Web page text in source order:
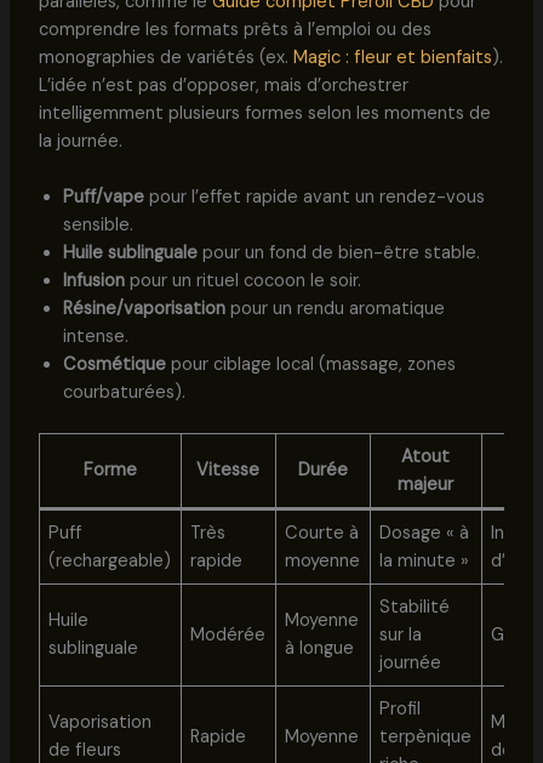
comprendre les formats prêts à l’emploi ou des
monographies de variétés (ex. Magic : fleur et bienfaits).
L’idée n’est pas d’opposer, mais d’orchestrer
intelligemment plusieurs formes selon les moments de
la journée.
Puff/vapepour l’effet rapide avant un rendez-vous
sensible.
Huile sublingualepour un fond de bien-être stable.
Infusionpour un rituel cocoon le soir.
Résine/vaporisationpour un rendu aromatique
intense.
Cosmétiquepour ciblage local (massage, zones
courbaturées).
Forme Vitesse Durée
Atout
majeur
Puff
(rechargeable)
Très
rapide
Courte à
moyenne
Dosage « à
la minute »
Huile
sublinguale
Modérée
Moyenne
à longue
Stabilité
sur la
journée
Goût,
Vaporisation
de fleurs
Rapide Moyenne
Profil
terpènique
dédié